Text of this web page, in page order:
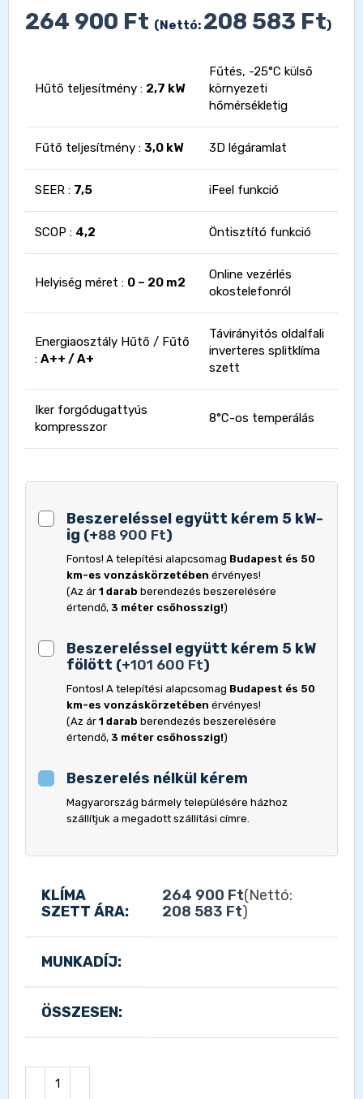
264 900 Ft (Nettó: 208 583 Ft)
Hűtő teljesítmény : 2,7 kW
Fűtés, -25°C külső
környezeti
hőmérsékletig
Fűtő teljesítmény : 3,0 kW 3D légáramlat
SEER : 7,5 iFeel funkció
SCOP : 4,2 Öntisztító funkció
Helyiség méret : 0 – 20 m2
Online vezérlés
okostelefonról
Energiaosztály Hűtő / Fűtő
: A++ / A+
Távirányitós oldalfali
inverteres splitklíma
szett
Iker forgódugattyús
kompresszor
8°C-os temperálás
Beszereléssel együtt kérem 5 kW-
ig (+88 900 Ft)
Fontos! A telepítési alapcsomag Budapest és 50
km-es vonzáskörzetében érvényes!
(Az ár 1 darab berendezés beszerelésére
értendő, 3 méter csőhosszig!)
Beszereléssel együtt kérem 5 kW
fölött (+101 600 Ft)
Fontos! A telepítési alapcsomag Budapest és 50
km-es vonzáskörzetében érvényes!
(Az ár 1 darab berendezés beszerelésére
értendő, 3 méter csőhosszig!)
Beszerelés nélkül kérem
Magyarország bármely településére házhoz
szállítjuk a megadott szállítási címre.
KLÍMA
SZETT ÁRA:
264 900 Ft(Nettó:
208 583 Ft)
MUNKADÍJ:
ÖSSZESEN: